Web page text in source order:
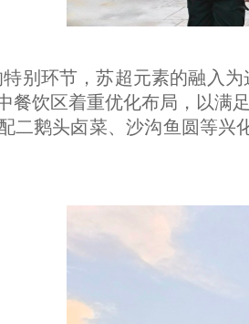
别环节，苏超元素的融入
餐饮区着重优化布局，以满
二鹅头卤菜、沙沟鱼圆等兴